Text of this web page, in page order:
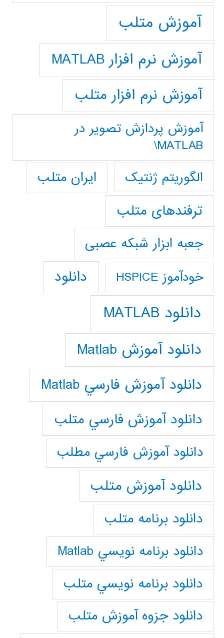
آموزش متلب
آموزش نرم افزار MATLAB
آموزش نرم افزار متلب
آموزش پردازش تصوير در
MATLAB\
الگوریتم ژنتیک
ایران متلب
ترفندهای متلب
جعبه ابزار شبکه عصبی
خودآموز HSPICE دانلود
دانلود MATLAB
دانلود آموزش Matlab
دانلود آموزش فارسي Matlab
دانلود آموزش فارسي متلب
دانلود آموزش فارسي مطلب
دانلود آموزش متلب
دانلود برنامه متلب
دانلود برنامه نويسي Matlab
دانلود برنامه نويسي متلب
دانلود جزوه آموزش متلب